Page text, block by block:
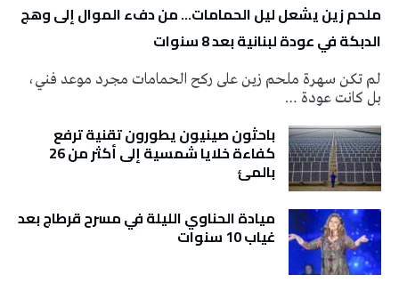
ملحم زين يشعل ليل الحمامات… من دفء الموال إلى وهج
الدبكة في عودة لبنانية بعد 8 سنوات
لم تكن سهرة ملحم زين على ركح الحمامات مجرد موعد فني،
بل كانت عودة …
باحثون صينيون يطورون تقنية ترفع
كفاءة خلايا شمسية إلى أكثر من 26
بالمئ
ميادة الحناوي الليلة في مسرح قرطاج بعد
غياب 10 سنوات